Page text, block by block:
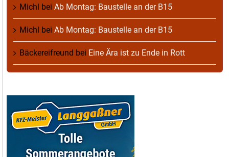
Michl bei Ab Montag: Baustelle an der B15
Michl bei Ab Montag: Baustelle an der B15
Bäckereifreund bei Eine Ära ist zu Ende in Rott